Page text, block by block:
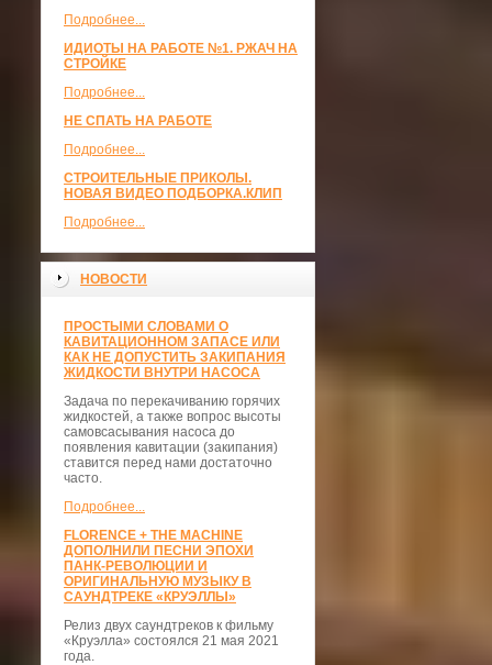
Подробнее...
ИДИОТЫ НА РАБОТЕ №1. РЖАЧ НА
СТРОЙКЕ
Подробнее...
НЕ СПАТЬ НА РАБОТЕ
Подробнее...
СТРОИТЕЛЬНЫЕ ПРИКОЛЫ.
НОВАЯ ВИДЕО ПОДБОРКА.КЛИП
Подробнее...
НОВОСТИ
ПРОСТЫМИ СЛОВАМИ О
КАВИТАЦИОННОМ ЗАПАСЕ ИЛИ
КАК НЕ ДОПУСТИТЬ ЗАКИПАНИЯ
ЖИДКОСТИ ВНУТРИ НАСОСА
Задача по перекачиванию горячих
жидкостей, а также вопрос высоты
самовсасывания насоса до
появления кавитации (закипания)
ставится перед нами достаточно
часто.
Подробнее...
FLORENCE + THE MACHINE
ДОПОЛНИЛИ ПЕСНИ ЭПОХИ
ПАНК-РЕВОЛЮЦИИ И
ОРИГИНАЛЬНУЮ МУЗЫКУ В
САУНДТРЕКЕ «КРУЭЛЛЫ»
Релиз двух саундтреков к фильму
«Круэлла» состоялся 21 мая 2021
года.